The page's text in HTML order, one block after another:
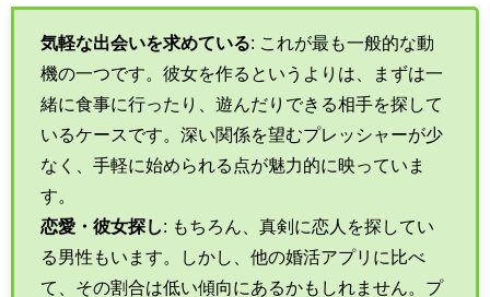
気軽な出会いを求めている: これが最も一般的な動
機の一つです。彼女を作るというよりは、まずは一
緒に食事に行ったり、遊んだりできる相手を探して
いるケースです。深い関係を望むプレッシャーが少
なく、手軽に始められる点が魅力的に映っていま
す。
恋愛・彼女探し: もちろん、真剣に恋人を探してい
る男性もいます。しかし、他の婚活アプリに比べ
て、その割合は低い傾向にあるかもしれません。プ